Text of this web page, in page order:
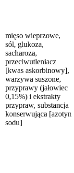
mięso wieprzowe,
sól, glukoza,
sacharoza,
przeciwutleniacz
[kwas askorbinowy],
warzywa suszone,
przyprawy (jałowiec
0,15%) i ekstrakty
przypraw, substancja
konserwująca [azotyn
sodu]